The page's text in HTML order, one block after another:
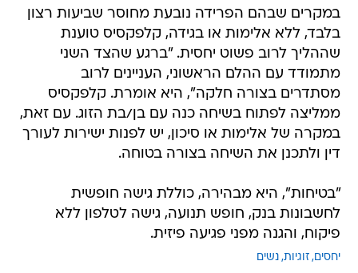
במקרים שבהם הפרידה נובעת מחוסר שביעות רצון
בלבד, ללא אלימות או בגידה, קלפקסיס טוענת
שההליך לרוב פשוט יחסית. "ברגע שהצד השני
מתמודד עם ההלם הראשוני, העניינים לרוב
מסתדרים בצורה חלקה", היא אומרת. קלפקסיס
ממליצה לפתוח בשיחה כנה עם בן/בת הזוג. עם זאת,
במקרה של אלימות או סיכון, יש לפנות ישירות לעורך
דין ולתכנן את השיחה בצורה בטוחה.
"בטיחות", היא מבהירה, כוללת גישה חופשית
לחשבונות בנק, חופש תנועה, גישה לטלפון ללא
פיקוח, והגנה מפני פגיעה פיזית.
יחסים זוגיות נשים